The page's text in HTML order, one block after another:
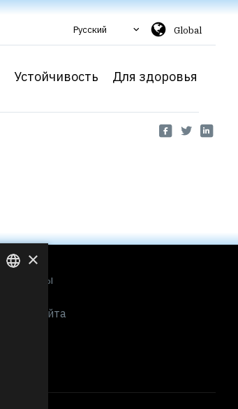
Русский Global
Устойчивость Для здоровья
Меню
Контакты
Карта сайта
×